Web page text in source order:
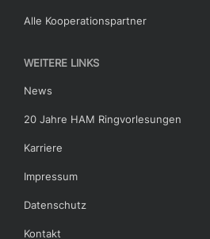
Alle Kooperationspartner
WEITERE LINKS
News
20 Jahre HAM Ringvorlesungen
Karriere
Impressum
Datenschutz
Kontakt